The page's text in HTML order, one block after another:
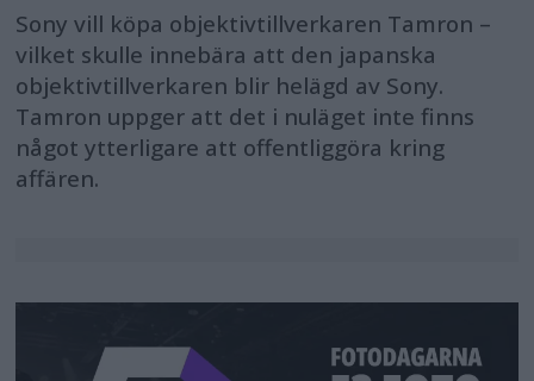
Sony vill köpa objektivtillverkaren Tamron –
vilket skulle innebära att den japanska
objektivtillverkaren blir helägd av Sony.
Tamron uppger att det i nuläget inte finns
något ytterligare att offentliggöra kring
affären.